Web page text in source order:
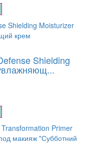
Shielding